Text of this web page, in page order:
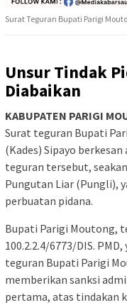
Surat Teguran Bupati Parigi
Unsur Tindak
Diabaikan
KABUPATEN PARIGI
Surat teguran Bupati
(Kades) Sipayo
teguran tersebut,
Pungutan Liar (Pungli),
perbuatan pidana.
Bupati Parigi Moutong,
100.2.2.4/6773/DIS.
teguran Bupati Parigi
memberikan sanksi
pertama, atas tindakan